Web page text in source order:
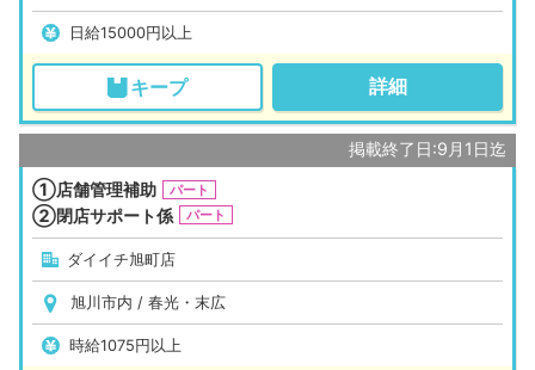
日給15000円以上
キープ 詳細
掲載終了日:9月1日迄
①店舗管理補助
パート
②閉店サポート係 パート
ダイイチ旭町店
旭川市内 / 春光・末広
時給1075円以上